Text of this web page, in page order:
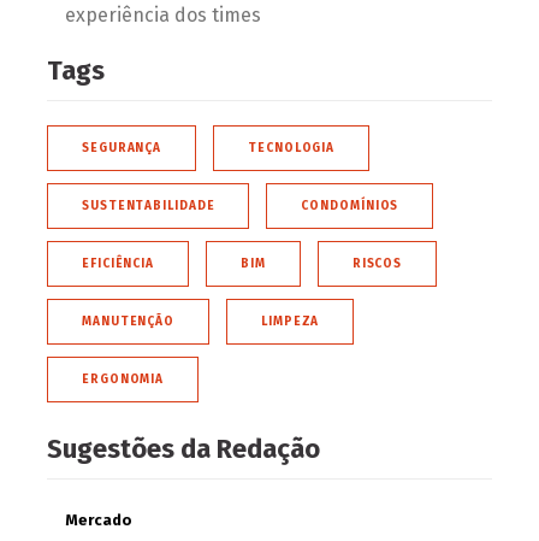
experiência dos times
Tags
SEGURANÇA TECNOLOGIA
SUSTENTABILIDADE CONDOMÍNIOS
EFICIÊNCIA BIM RISCOS
MANUTENÇÃO LIMPEZA
ERGONOMIA
Sugestões da Redação
Mercado